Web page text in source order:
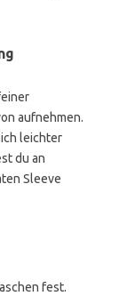
aufnehmen.
leichter
du an
Sleeve
fest.